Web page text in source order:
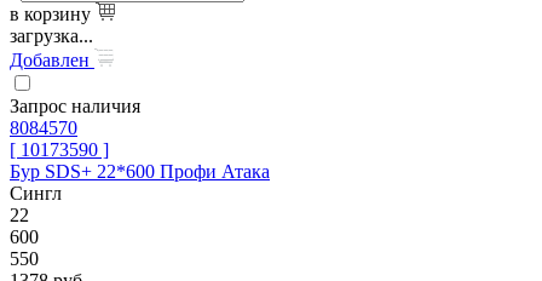
в корзину
загрузка...
Добавлен
Запрос наличия
8084570
[ 10173590 ]
Бур SDS+ 22*600 Профи Атака
Сингл
22
600
550